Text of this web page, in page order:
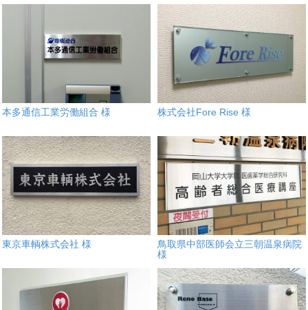
本多通信工業労働組合 様 株式会社Fore Rise 様
東京車輌株式会社 様
鳥取県中部医師会立三朝温泉病院
様